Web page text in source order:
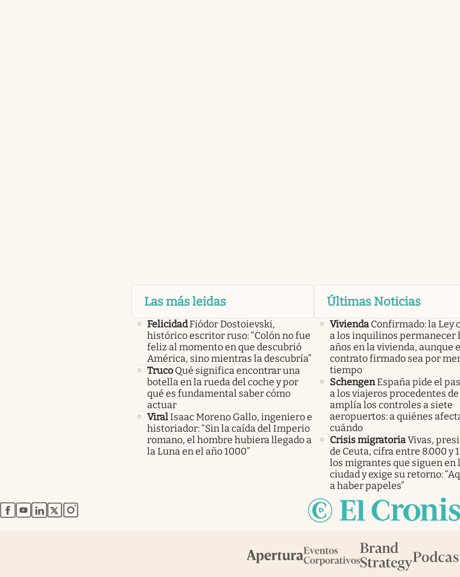
Las más leidas
FelicidadFiódor Dostoievski,
histórico escritor ruso: “Colón no fue
feliz al momento en que descubrió
América, sino mientras la descubría”
Truco Qué significa encontrar una
botella en la rueda del coche y por
qué es fundamental saber cómo
actuar
ViralIsaac Moreno Gallo, ingeniero e
historiador: “Sin la caída del Imperio
romano, el hombre hubiera llegado a
la Luna en el año 1000”
Últimas Noticias
Vivienda Confirmado: la Ley
a los inquilinos permanecer
años en la vivienda, aunque
contrato firmado sea por
tiempo
SchengenEspaña pide el
a los viajeros procedentes
amplía los controles a siete
aeropuertos: a quiénes
cuándo
Crisis migratoriaVivas,
de Ceuta, cifra entre 8.000 y
los migrantes que siguen en
ciudad y exige su retorno:
a haber papeles”
abre en nueva pestaña
abre en nueva pestaña
abre en nueva pestaña
abre en nueva pestaña
abre en nueva pestaña